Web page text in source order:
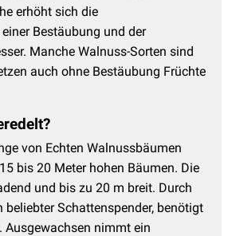
erhöht sich die
Bestäubung und der
Manche Walnuss-Sorten sind
auch ohne Bestäubung Früchte
von Echten Walnussbäumen
bis 20 Meter hohen Bäumen. Die
und bis zu 20 m breit. Durch
beliebter Schattenspender, benötigt
Ausgewachsen nimmt ein